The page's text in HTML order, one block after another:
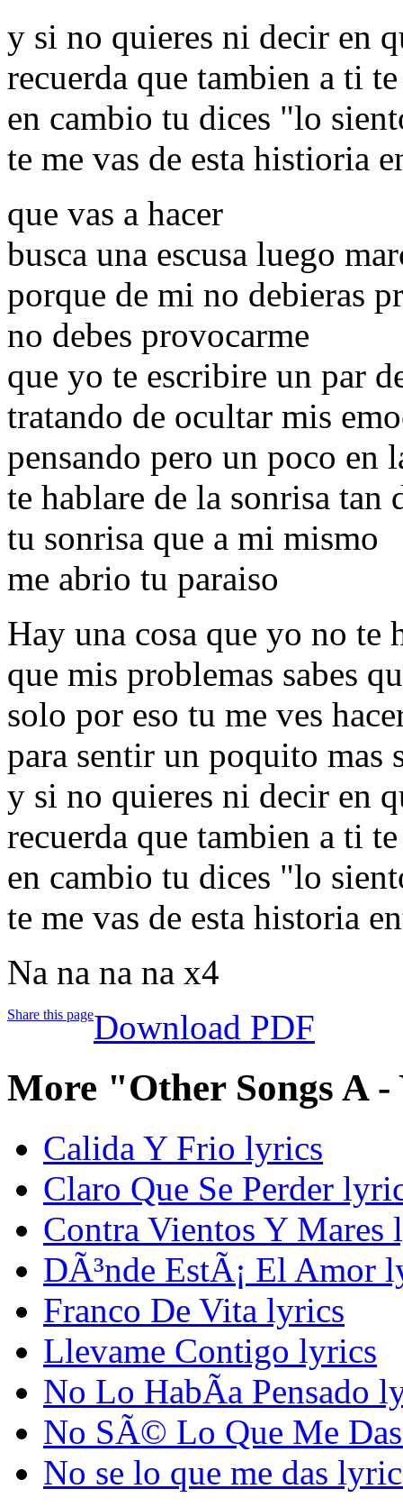
y si no quieres ni decir en
recuerda que tambien a ti
en cambio tu dices "lo
te me vas de esta histioria
que vas a hacer
busca una escusa luego
porque de mi no debieras
no debes provocarme
que yo te escribire un par
tratando de ocultar mis
pensando pero un poco en
te hablare de la sonrisa tan
tu sonrisa que a mi mismo
me abrio tu paraiso
Hay una cosa que yo no te
que mis problemas sabes
solo por eso tu me ves
para sentir un poquito mas
y si no quieres ni decir en
recuerda que tambien a ti
en cambio tu dices "lo
te me vas de esta historia
Na na na na x4
Share this pageDownload PDF
More "Other Songs A
Calida Y Frio lyrics
Claro Que Se Perder
Contra Vientos Y Mares
DÃ³nde EstÃ¡ El Amor
Franco De Vita lyrics
Llevame Contigo lyrics
No Lo HabÃ­a Pensado
No SÃ© Lo Que Me
No se lo que me das